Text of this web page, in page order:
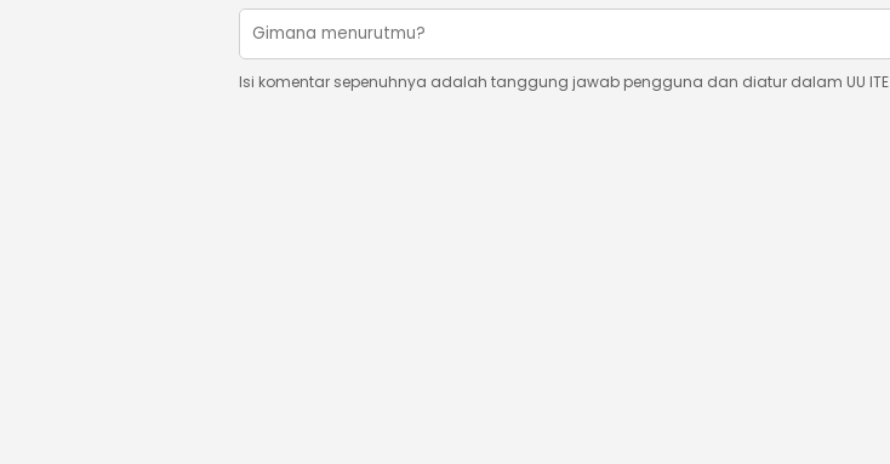
Isi komentar sepenuhnya adalah tanggung jawab pengguna dan diatur dalam UU ITE